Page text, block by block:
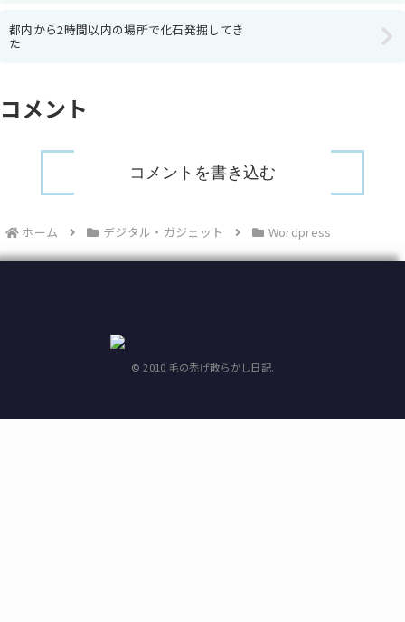
都内から2時間以内の場所で化石発掘してき
た
コメント
コメントを書き込む
ホーム デジタル・ガジェット Wordpress
© 2010 毛の禿げ散らかし日記.